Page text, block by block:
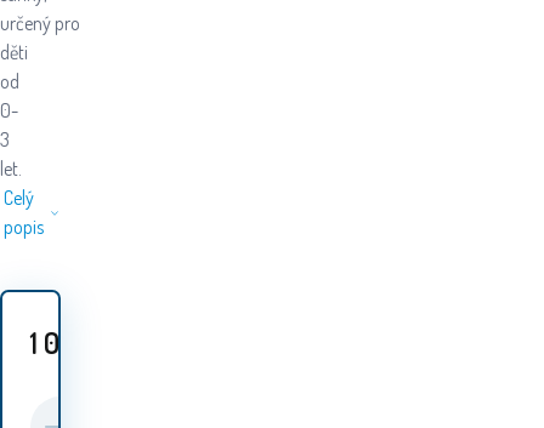
určený pro
děti
od
0-
3
let.
Celý
popis
1 069